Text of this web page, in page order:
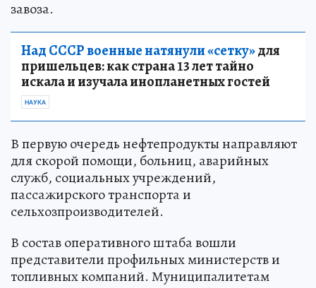
завоза.
Над СССР военные натянули «сетку»для
пришельцев: как страна 13 лет тайно
искала и изучала инопланетных гостей
НАУКА
В первую очередь нефтепродукты направляют
для скорой помощи, больниц, аварийных
служб, социальных учреждений,
пассажирского транспорта и
сельхозпроизводителей.
В состав оперативного штаба вошли
представители профильных министерств и
топливных компаний. Муниципалитетам